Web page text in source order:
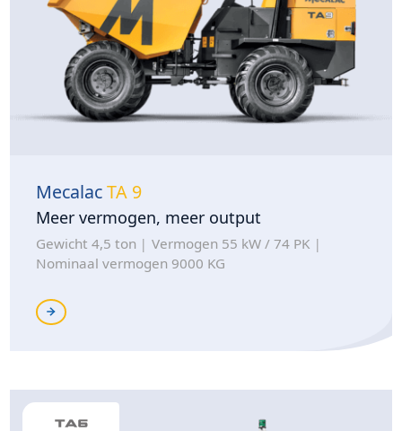
MecalacTA 9
Meer vermogen, meer output
Gewicht 4,5 ton
Vermogen 55 kW / 74 PK
Nominaal vermogen 9000 KG